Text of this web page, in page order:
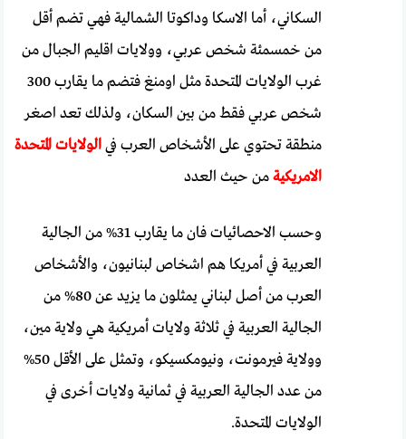
السكاني، أما الاسكا وداكوتا الشمالية فهي تضم أقل
من خمسمئة شخص عربي، وولايات اقليم الجبال من
غرب الولايات المتحدة مثل اومنغ فتضم ما يقارب 300
شخص عربي فقط من بين السكان، ولذلك تعد اصغر
منطقة تحتوي على الأشخاص العرب فيالولايات المتحدة
الامريكية من حيث العدد
وحسب الاحصائيات فان ما يقارب 31% من الجالية
العربية في أمريكا هم اشخاص لبنانيون، والأشخاص
العرب من أصل لبناني يمثلون ما يزيد عن 80% من
الجالية العربية في ثلاثة ولايات أمريكية هي ولاية مين،
وولاية فيرمونت، ونيومكسيكو، وتمثل على الأقل 50%
من عدد الجالية العربية في ثمانية ولايات أخرى في
الولايات المتحدة.